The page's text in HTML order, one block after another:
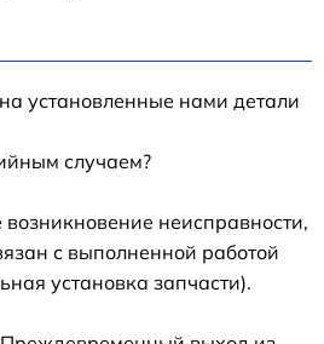
установленные нами детали
случаем?
неисправности,
с выполненной работой
установка запчасти).